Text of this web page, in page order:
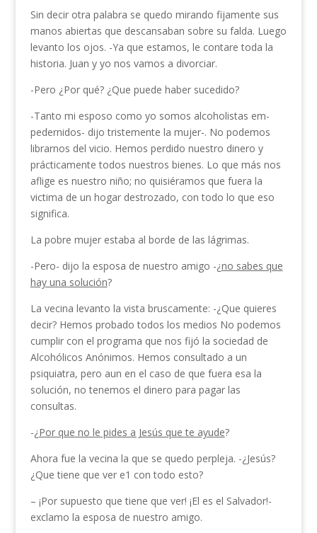
Sin decir otra palabra se quedo mirando fijamente sus
manos abiertas que descansaban sobre su falda. Luego
levanto los ojos. -Ya que estamos, le contare toda la
historia. Juan y yo nos vamos a divorciar.
-Pero ¿Por qué? ¿Que puede haber sucedido?
-Tanto mi esposo como yo somos alcoholistas em­
pedernidos- dijo tristemente la mujer-. No podemos
librarnos del vicio. Hemos perdido nuestro dinero y
prácticamente todos nuestros bienes. Lo que más nos
aflige es nuestro niño; no quisiéramos que fuera la
victima de un hogar destrozado, con todo lo que eso
significa.
La pobre mujer estaba al borde de las lágrimas.
-Pero- dijo la esposa de nuestro amigo -¿no sabes que
hay una solución?
La vecina levanto la vista bruscamente: -¿Que quieres
decir? Hemos probado todos los medios No podemos
cumplir con el programa que nos fijó la sociedad de
Alcohólicos Anónimos. Hemos consul­tado a un
psiquiatra, pero aun en el caso de que fuera esa la
solución, no tenemos el dinero para pagar las
consultas.
-¿Por que no le pides a Jesús que te ayude?
Ahora fue la vecina la que se quedo perpleja. -¿Je­sús?
¿Que tiene que ver e1 con todo esto?
– ¡Por supuesto que tiene que ver! ¡El es el Salvador!-
exclamo la esposa de nuestro amigo.